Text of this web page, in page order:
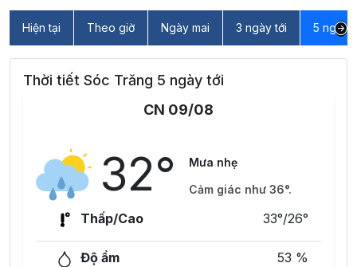
Hiện tại Theo giờ Ngày mai 3 ngày tới 5 ngày
Thời tiết Sóc Trăng 5 ngày tới
CN 09/08
32°
Mưa nhẹ
Cảm giác như 36°.
Thấp/Cao 33°/26°
Độ ẩm 53 %